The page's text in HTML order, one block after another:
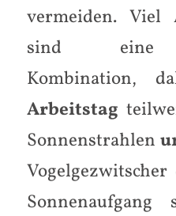
vermeiden.
sind eine
Kombination,
Arbeitstag
Sonnenstrahlen
Sonnenaufgang